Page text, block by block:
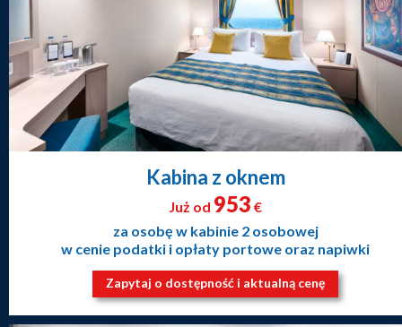
Kabina z oknem
Już od 953 €
za osobę w kabinie 2 osobowej
w cenie podatki i opłaty portowe oraz napiwki
Zapytaj o dostępność i aktualną cenę